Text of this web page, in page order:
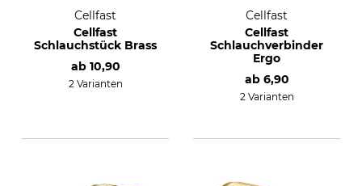
Cellfast
Cellfast
Schlauchstück Brass
ab 10,90
2 Varianten
Cellfast
Cellfast
Schlauchverbinder
Ergo
ab 6,90
2 Varianten